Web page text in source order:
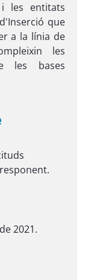
les entitats
que
a la línia de
les
les bases
2021.